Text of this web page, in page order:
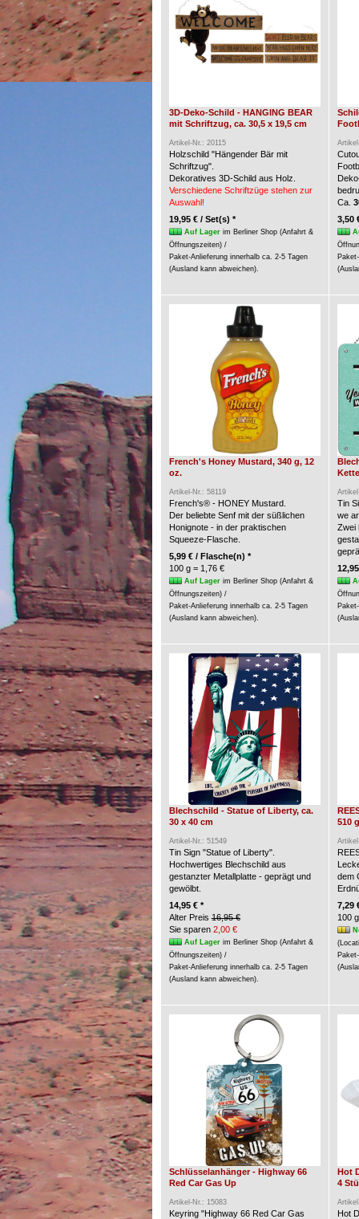
3D-Deko-Schild - HANGING BEAR
mit Schriftzug, ca. 30,5 x 19,5 cm
Artikel-Nr.: 20115
Holzschild "Hängender Bär mit
Schriftzug".
Dekoratives 3D-Schild aus Holz.
Verschiedene Schriftzüge stehen zur
Auswahl!
19,95 € / Set(s) *
Auf Lagerim Berliner Shop (Anfahrt &
Öffnungszeiten) /
Paket-Anlieferung innerhalb ca. 2-5 Tagen
(Ausland kann abweichen).
Ca.
3,50
French's Honey Mustard, 340 g, 12
oz.
Artikel-Nr.: 58119
French's® - HONEY Mustard.
Der beliebte Senf mit der süßlichen
Honignote - in der praktischen
Squeeze-Flasche.
5,99 € / Flasche(n) *
100 g = 1,76 €
Auf Lagerim Berliner Shop (Anfahrt &
Öffnungszeiten) /
Paket-Anlieferung innerhalb ca. 2-5 Tagen
(Ausland kann abweichen).
Tin
we
Zwei
Blechschild - Statue of Liberty, ca.
30 x 40 cm
Artikel-Nr.: 51549
Tin Sign "Statue of Liberty".
Hochwertiges Blechschild aus
gestanzter Metallplatte - geprägt und
gewölbt.
14,95 € *
Alter Preis 16,95 €
Sie sparen 2,00 €
Auf Lagerim Berliner Shop (Anfahrt &
Öffnungszeiten) /
Paket-Anlieferung innerhalb ca. 2-5 Tagen
(Ausland kann abweichen).
510
dem
7,29
100
Schlüsselanhänger - Highway 66
Red Car Gas Up
Artikel-Nr.: 15083
Keyring "Highway 66 Red Car Gas
Hot
4
Hot